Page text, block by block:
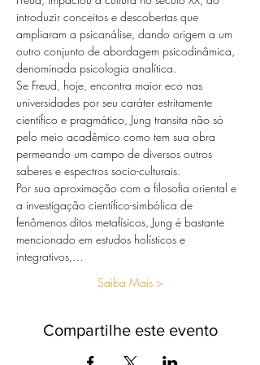
introduzir conceitos e descobertas que
ampliaram a psicanálise, dando origem a um
outro conjunto de abordagem psicodinâmica,
denominada psicologia analítica.
Se Freud, hoje, encontra maior eco nas
universidades por seu caráter estritamente
científico e pragmático, Jung transita não só
pelo meio acadêmico como tem sua obra
permeando um campo de diversos outros
saberes e espectros socio-culturais.
Por sua aproximação com a filosofia oriental e
a investigação científico-simbólica de
fenômenos ditos metafísicos, Jung é bastante
mencionado em estudos holísticos e
integrativos,…
Saiba Mais >
Compartilhe este evento